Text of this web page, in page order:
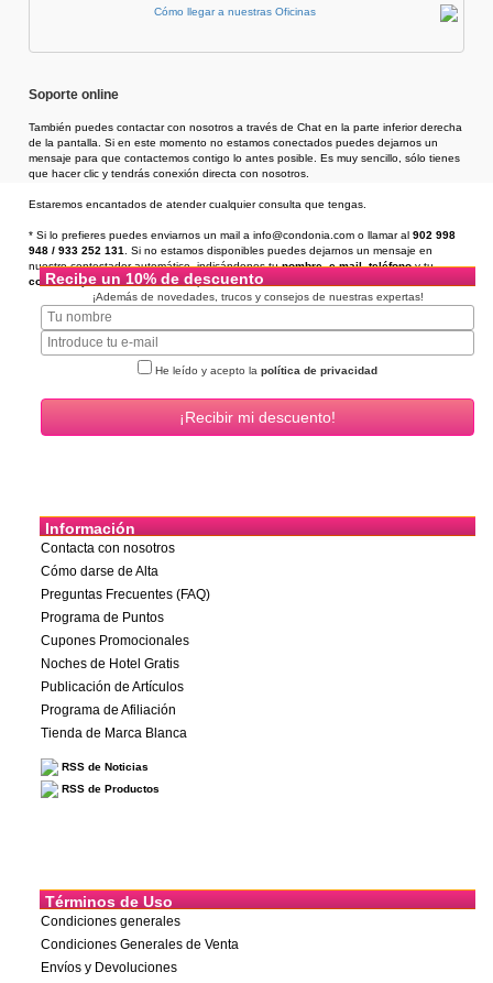
Cómo llegar a nuestras Oficinas
Soporte online
También puedes contactar con nosotros a través de Chat en la parte inferior derecha
de la pantalla. Si en este momento no estamos conectados puedes dejarnos un
mensaje para que contactemos contigo lo antes posible. Es muy sencillo, sólo tienes
que hacer clic y tendrás conexión directa con nosotros.
Estaremos encantados de atender cualquier consulta que tengas.
* Si lo prefieres puedes enviarnos un mail a info@condonia.com o llamar al 902 998
948 / 933 252 131
. Si no estamos disponibles puedes dejarnos un mensaje en
nuestro contestador automático, indicándonos tunombre,e-mail,teléfonoy tu
consulta , y te llamaremos en un plazo de 24h.
Recibe un 10% de descuento
¡Además de novedades, trucos y consejos de nuestras expertas!
He leído y acepto la política de privacidad
Información
Contacta con nosotros
Cómo darse de Alta
Preguntas Frecuentes (FAQ)
Programa de Puntos
Cupones Promocionales
Noches de Hotel Gratis
Publicación de Artículos
Programa de Afiliación
Tienda de Marca Blanca
RSS de Noticias
RSS de Productos
Términos de Uso
Condiciones generales
Condiciones Generales de Venta
Envíos y Devoluciones